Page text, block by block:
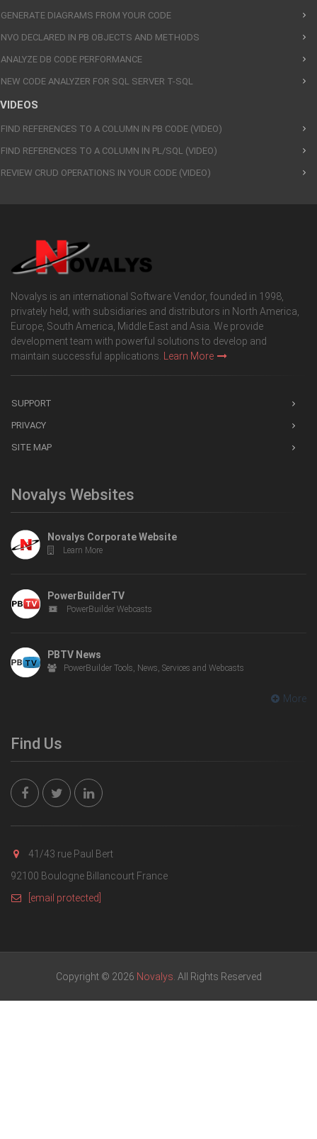
GENERATE DIAGRAMS FROM YOUR CODE
NVO DECLARED IN PB OBJECTS AND METHODS
ANALYZE DB CODE PERFORMANCE
NEW CODE ANALYZER FOR SQL SERVER T-SQL
VIDEOS
FIND REFERENCES TO A COLUMN IN PB CODE (VIDEO)
FIND REFERENCES TO A COLUMN IN PL/SQL (VIDEO)
REVIEW CRUD OPERATIONS IN YOUR CODE (VIDEO)
Novalys is an international Software Vendor, founded in 1998,
privately held, with subsidiaries and distributors in North America,
Europe, South America, Middle East and Asia. We provide
development team with powerful solutions to develop and
maintain successful applications.
Learn More
SUPPORT
PRIVACY
SITE MAP
Novalys Websites
Novalys Corporate Website
Learn More
PowerBuilderTV
PowerBuilder Webcasts
PBTV News
PowerBuilder Tools, News, Services and Webcasts
More
Find Us
41/43 rue Paul Bert
92100 Boulogne Billancourt France
[email protected]
Copyright © 2026 Novalys . All Rights Reserved